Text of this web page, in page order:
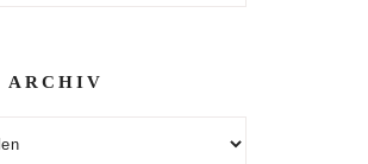
ARCHIV